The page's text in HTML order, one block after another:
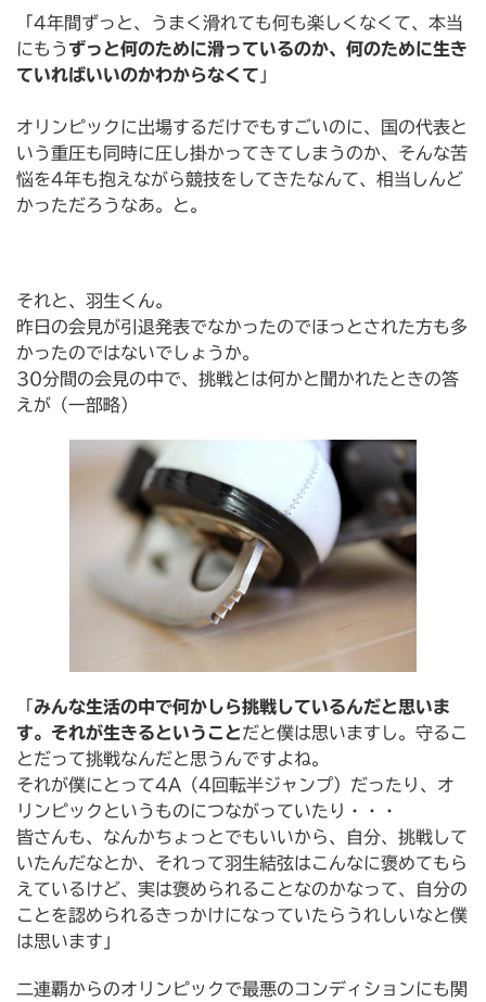
「4年間ずっと、うまく滑れても何も楽しくなくて、本当
にもう ずっと何のために滑っているのか、何のために生き
ていればいいのかわからなくて 」
オリンピックに出場するだけでもすごいのに、国の代表と
いう重圧も同時に圧し掛かってきてしまうのか、そんな苦
悩を4年も抱えながら競技をしてきたなんて、相当しんど
かっただろうなあ。と。
それと、羽生くん。
昨日の会見が引退発表でなかったのでほっとされた方も多
かったのではないでしょうか。
30分間の会見の中で、挑戦とは何かと聞かれたときの答
えが（一部略）
みんな生活の中で何かしら挑戦しているんだと思いま
す。それが生きるということだと僕は思いますし。守るこ
とだって挑戦なんだと思うんですよね。
それが僕にとって4A（4回転半ジャンプ）だったり、オ
リンピックというものにつながっていたり・・・
皆さんも、なんかちょっとでもいいから、自分、挑戦して
いたんだなとか、それって羽生結弦はこんなに褒めてもら
えているけど、実は褒められることなのかなって、自分の
ことを認められるきっかけになっていたらうれしいなと僕
は思います」
二連覇からのオリンピックで最悪のコンディションにも関